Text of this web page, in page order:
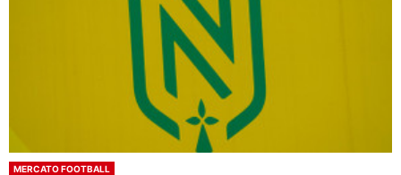
MERCATO FOOTBALL